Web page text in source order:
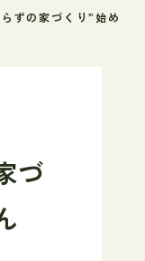
ずの家づくり”始め
づ